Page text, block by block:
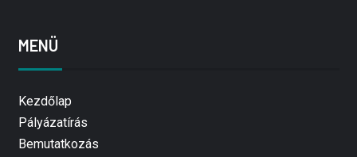
MENÜ
Kezdőlap
Pályázatírás
Bemutatkozás